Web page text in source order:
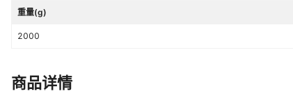
重量(g)
2000
商品详情